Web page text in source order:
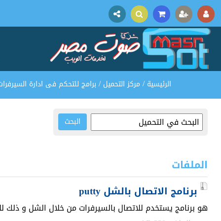
الرئيسية/ مركز التحميل/ برامج للتحكم فى ادارة
البحث
الملفات
برنامج الاتصال بالشل putty
هو برنامج يستخدم للاتصال بالسيرفرات من خلال الشل و ذلك